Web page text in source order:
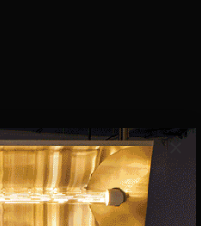
×
web